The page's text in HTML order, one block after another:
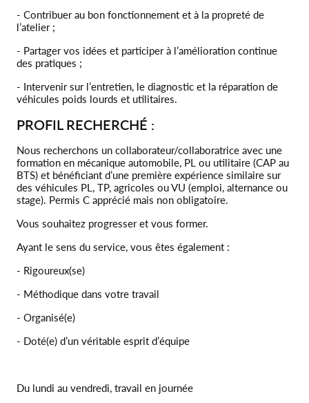
- Contribuer au bon fonctionnement et à la propreté de
l’atelier ;
- Partager vos idées et participer à l’amélioration continue
des pratiques ;
- Intervenir sur l’entretien, le diagnostic et la réparation de
véhicules poids lourds et utilitaires.
PROFIL RECHERCHÉ :
Nous recherchons un collaborateur/collaboratrice avec une
formation en mécanique automobile, PL ou utilitaire (CAP au
BTS) et bénéficiant d’une première expérience similaire sur
des véhicules PL, TP, agricoles ou VU (emploi, alternance ou
stage). Permis C apprécié mais non obligatoire.
Vous souhaitez progresser et vous former.
Ayant le sens du service, vous êtes également :
- Rigoureux(se)
- Méthodique dans votre travail
- Organisé(e)
- Doté(e) d’un véritable esprit d’équipe
Du lundi au vendredi, travail en journée